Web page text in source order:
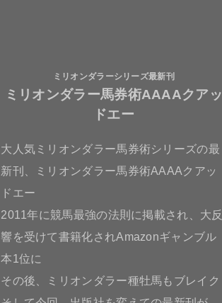
ミリオンダラーシリーズ最新刊
ミリオンダラー馬券術AAAAクアッ
ドエー
大人気ミリオンダラー馬券術シリーズの最
新刊、ミリオンダラー馬券術AAAAクアッ
ドエー
2011年に競馬最強の法則に掲載され、大反
響を受けて書籍化されAmazonギャンブル
本1位に
その後、ミリオンダラー種牡馬もブレイク